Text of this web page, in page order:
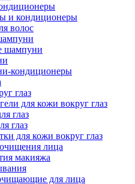
и кондиционеры
волос
шампуни
кондиционеры
глаз
для кожи вокруг глаз
глаз
глаз
для кожи вокруг глаз
лица
макияжа
для лица